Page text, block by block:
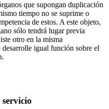
que supongan duplicación
tiempo no se suprime o
de estos. A este objeto,
sólo tendrá lugar previa
otro en la misma
igual función sobre el